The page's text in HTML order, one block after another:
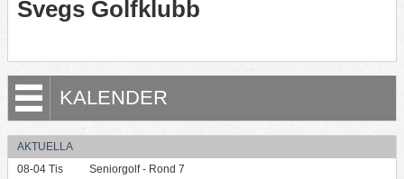
Svegs Golfklubb
KALENDER
AKTUELLA
08-04 Tis
Seniorgolf - Rond 7